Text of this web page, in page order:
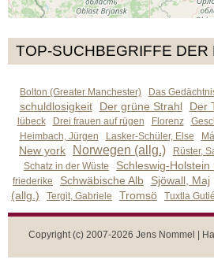
TOP-SUCHBEGRIFFE
Bolton (Greater Manchester) Das
schuldlosigkeit Der grüne Strahl Der
lübeck
Drei frauen auf rügen Florenz
Heimbach, Jürgen
Lasker-Schüler, Else
New york
Norwegen (allg.) Rüster,
Schatz in der Wüste
Schleswig-Holstein
friederike Schwäbische Alb Sjöwall, Maj
(allg.) Tergit, Gabriele Tromsö Tuxtla
Copyright (c) 2007-2026 Jens Nommel |